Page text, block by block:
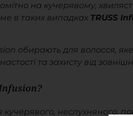
на кучерявому,
в таких випадках TRUSS
обирають для волосся,
та захисту від
Infusion?
неслухняного,